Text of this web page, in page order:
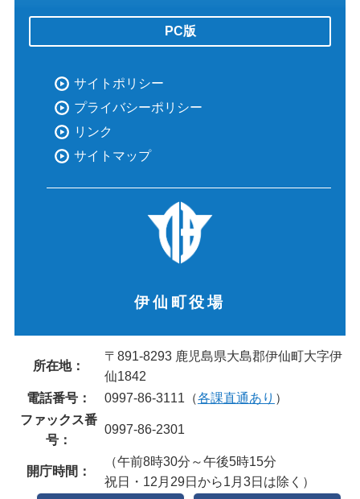
PC版
サイトポリシー
プライバシーポリシー
リンク
サイトマップ
伊仙町役場
所在地：
〒891-8293 鹿児島県大島郡伊仙町大字伊
仙1842
電話番号：
0997-86-3111（各課直通あり ）
ファックス番
号：
0997-86-2301
開庁時間：
（午前8時30分～午後5時15分
祝日・12月29日から1月3日は除く）